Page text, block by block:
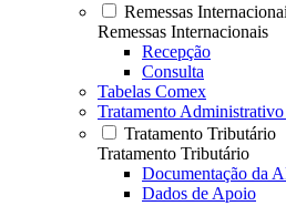
Remessas
Remessas Internacionais
Recepção
Consulta
Tabelas Comex
Tratamento
Tratamento Tributário
Tratamento Tributário
Documentação da
Dados de Apoio